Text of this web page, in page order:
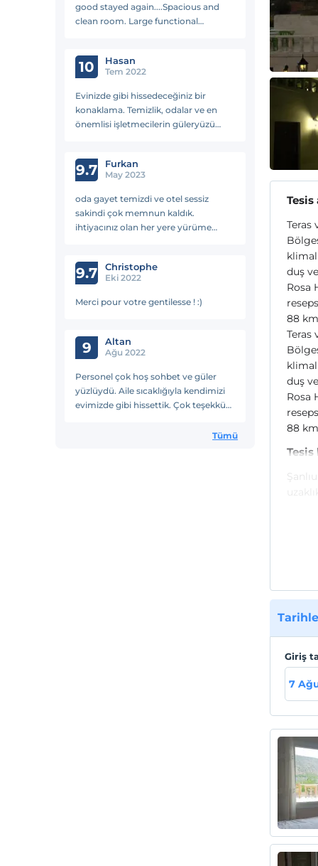
good stayed again....Spacious and
clean room. Large functional
breakfast... Highly recommended
10 Hasan
Tem 2022
Evinizde gibi hissedeceğiniz bir
konaklama. Temizlik, odalar ve en
önemlisi işletmecilerin güleryüzü
9.7 Furkan
May 2023
oda gayet temizdi ve otel sessiz
sakindi çok memnun kaldık.
ihtiyacınız olan her yere yürüme
kahvaltısı çok güzeldi.
9.7 Christophe
Eki 2022
Merci pour votre gentilesse ! :)
9 Altan
Ağu 2022
Personel çok hoş sohbet ve güler
yüzlüydü. Aile sıcaklığıyla kendimizi
evimizde gibi hissettik. Çok teşekkür
Tümü
Tesis
Teras
duş
Rosa
88
Teras
duş
Rosa
88
Giriş
7